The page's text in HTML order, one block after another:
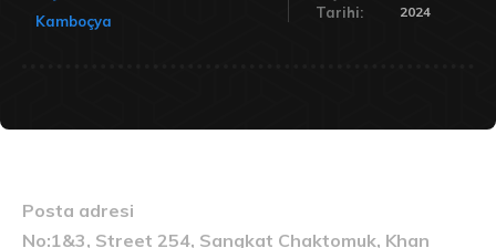
Kamboçya
Tarihi:
2024
Posta adresi
No:1&3, Street 254, Sangkat Chaktomuk, Khan